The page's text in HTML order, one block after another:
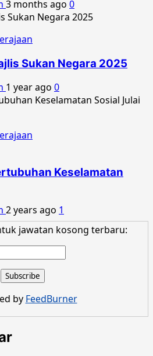
3 months ago 0
Sukan Negara 2025
1 year ago 0
Keselamatan
2 years ago 1
jawatan kosong terbaru:
by FeedBurner